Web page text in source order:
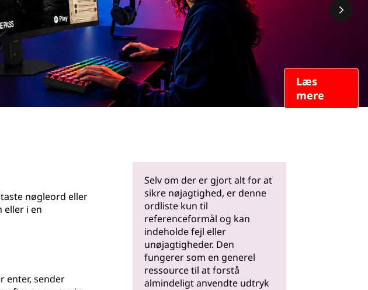
Læs
mere
nøgleord eller
i en
enter, sender
Selv om der er gjort alt for at
sikre nøjagtighed, er denne
ordliste kun til
referenceformål og kan
indeholde fejl eller
unøjagtigheder. Den
fungerer som en generel
ressource til at forstå
almindeligt anvendte udtryk